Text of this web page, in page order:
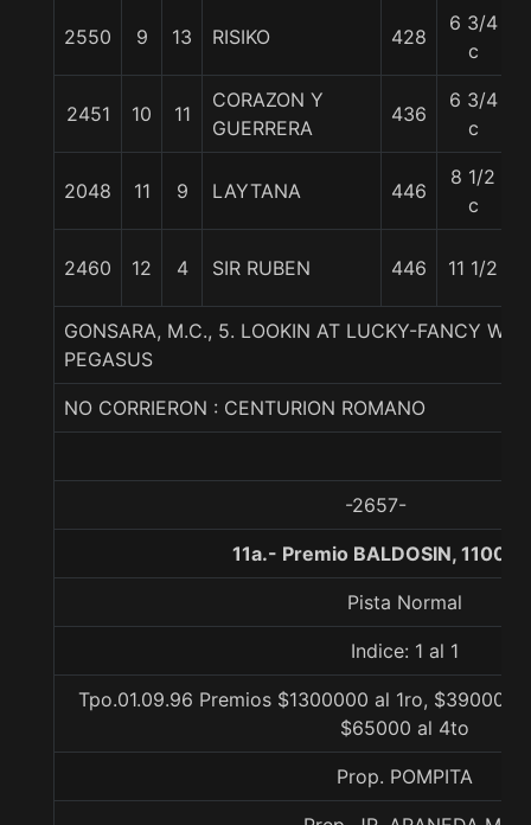
2550 9 13 RISIKO 428
6 3/4
c
2451 10 11
CORAZON Y
GUERRERA
436
6 3/4
c
2048 11 9 LAYTANA 446
8 1/2
c
2460 12 4 SIR RUBEN 446 11 1/2
GONSARA, M.C., 5. LOOKIN AT LUCKY-FANCY
PEGASUS
NO CORRIERON : CENTURION ROMANO
-2657-
11a.- Premio BALDOSIN, 1100
Pista Normal
Indice: 1 al 1
Tpo.01.09.96 Premios $1300000 al 1ro, $390000
$65000 al 4to
Prop. POMPITA